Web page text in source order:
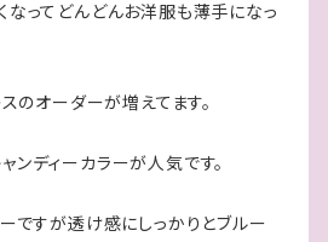
なってどんどんお洋服も薄手になっ
のオーダーが増えてます。
ンディーカラーが人気です。
ーですが透け感にしっかりとブルー